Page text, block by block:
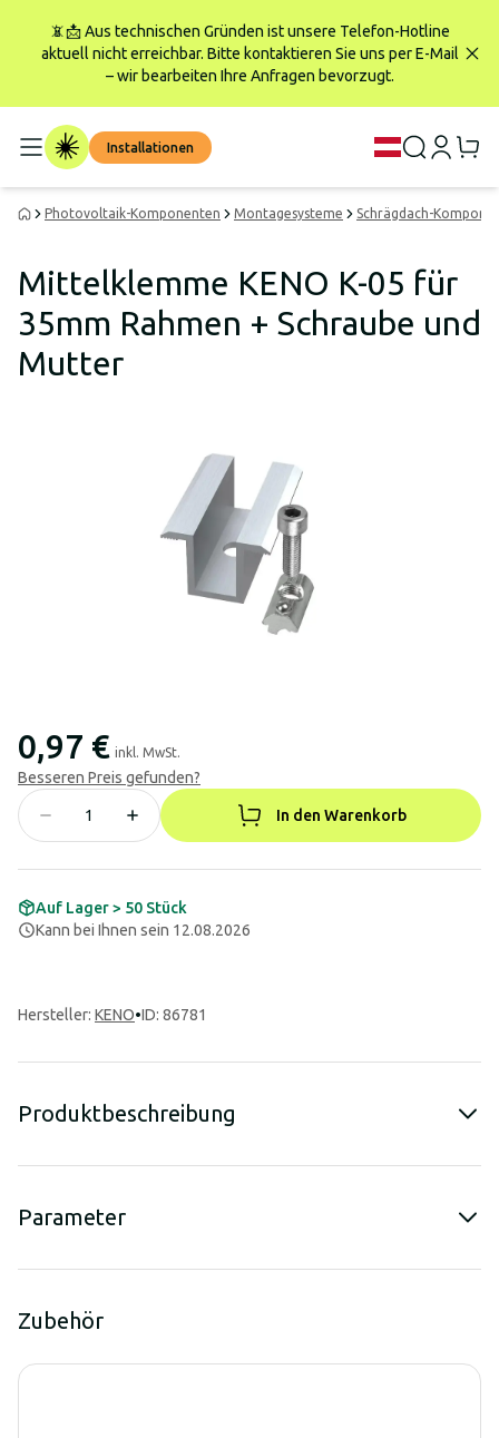
📵📩 Aus technischen Gründen ist unsere Telefon-Hotline
aktuell nicht erreichbar. Bitte kontaktieren Sie uns per E-Mail
– wir bearbeiten Ihre Anfragen bevorzugt.
Installationen
Photovoltaik-Komponenten Montagesysteme Schrägdach-
Mittelklemme KENO K-05 für
35mm Rahmen + Schraube und
Mutter
0,97 € inkl. MwSt.
Besseren Preis gefunden?
In den Warenkorb
Auf Lager > 50 Stück
Kann bei Ihnen sein 12.08.2026
Hersteller: KENO•ID: 86781
Produktbeschreibung
Parameter
Zubehör